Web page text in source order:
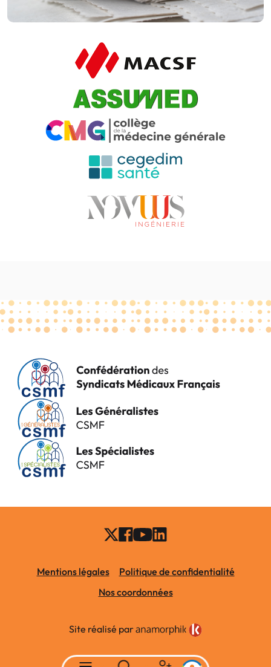
Mentions légales
Politique de confidentialité
Nos coordonnées
Site réalisé par